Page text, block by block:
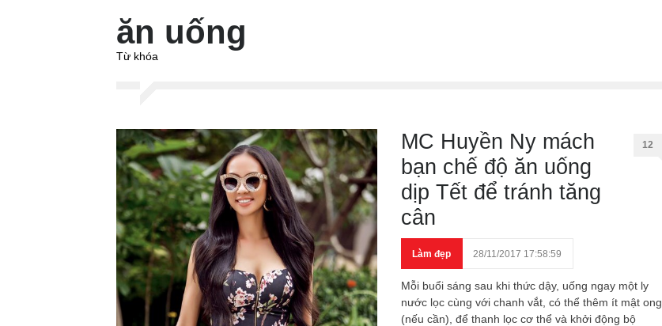
ăn uống
Từ khóa
MC Huyền Ny mách
bạn chế độ ăn uống
dịp Tết để tránh tăng
cân
12
Làm đẹp 28/11/2017 17:58:59
Mỗi buổi sáng sau khi thức dậy, uống ngay một ly
nước lọc cùng với chanh vắt, có thể thêm ít mật ong
(nếu cần), để thanh lọc cơ thể và khởi động bộ